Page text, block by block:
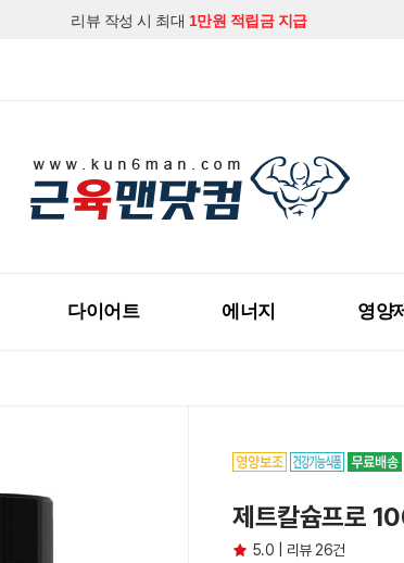
지금 근육맨닷컴 회원가입하시고다양한 할인혜택
다이어트 에너지 영양제
제트칼슘프로
5.0 | 리뷰 26건